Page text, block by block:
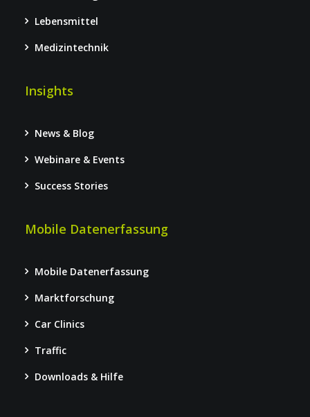
Lebensmittel
Medizintechnik
Insights
News & Blog
Webinare & Events
Success Stories
Mobile Datenerfassung
Mobile Datenerfassung
Marktforschung
Car Clinics
Traffic
Downloads & Hilfe